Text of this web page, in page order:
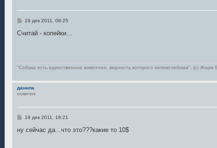
С
о
е
19 дек 2011, 08:25
Считай - копейки...
"Собака есть единственное животное, верность которого непоколебима". (с)
данила
новичок
С
о
19 дек 2011, 18:21
ну сейчас да...что это???какие то 10$